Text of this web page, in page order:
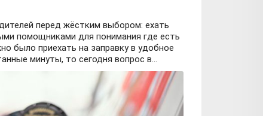
перед жёстким выбором: ехать
помощниками для понимания где есть
было приехать на заправку в удобное
минуты, то сегодня вопрос в...